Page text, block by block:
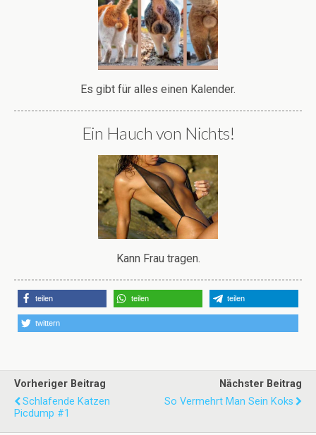
Es gibt für alles einen Kalender.
Ein Hauch von Nichts!
Kann Frau tragen.
teilen teilen teilen
twittern
Vorheriger Beitrag
Schlafende Katzen
Picdump #1
Nächster Beitrag
So Vermehrt Man Sein Koks